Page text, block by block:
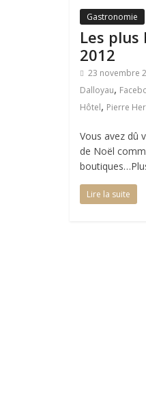
Gastronomie
Les plus
2012
23 novembre
Dalloyau,
Hôtel, Pierre
Vous avez dû
de Noël
Lire la suite